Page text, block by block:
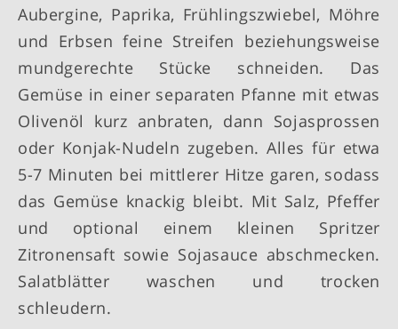
Aubergine, Paprika, Frühlingszwiebel, Möhre
und Erbsen feine Streifen beziehungsweise
mundgerechte Stücke schneiden. Das
Gemüse in einer separaten Pfanne mit etwas
Olivenöl kurz anbraten, dann Sojasprossen
oder Konjak-Nudeln zugeben. Alles für etwa
5-7 Minuten bei mittlerer Hitze garen, sodass
das Gemüse knackig bleibt. Mit Salz, Pfeffer
und optional einem kleinen Spritzer
Zitronensaft sowie Sojasauce abschmecken.
Salatblätter waschen und trocken
schleudern.